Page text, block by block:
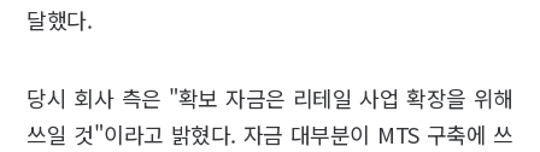
달했다.
당시 회사 측은 "확보 자금은 리테일 사업 확장을 위해
쓰일 것"이라고 밝혔다. 자금 대부분이 MTS 구축에 쓰